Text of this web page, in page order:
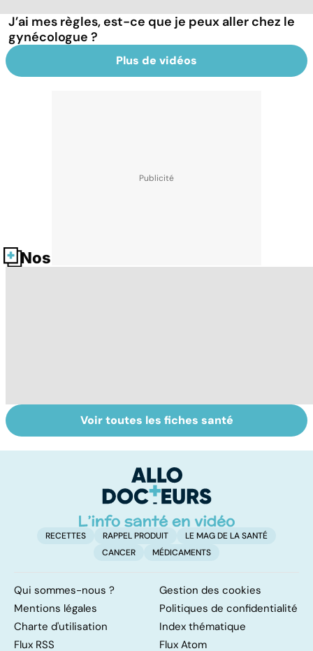
J’ai mes règles, est-ce que je peux aller chez le
gynécologue ?
Plus de vidéos
Nos fiches santé
Le point sur les
règles
Tout savoir sur
les infections
Voir toutes les fiches santé
RECETTES RAPPEL PRODUIT
LE MAG DE LA SANTÉ
CANCER
MÉDICAMENTS
Qui sommes-nous ?
Gestion des cookies
Mentions légales
Politiques de confidentialité
Charte d'utilisation
Index thématique
Flux RSS
Flux Atom